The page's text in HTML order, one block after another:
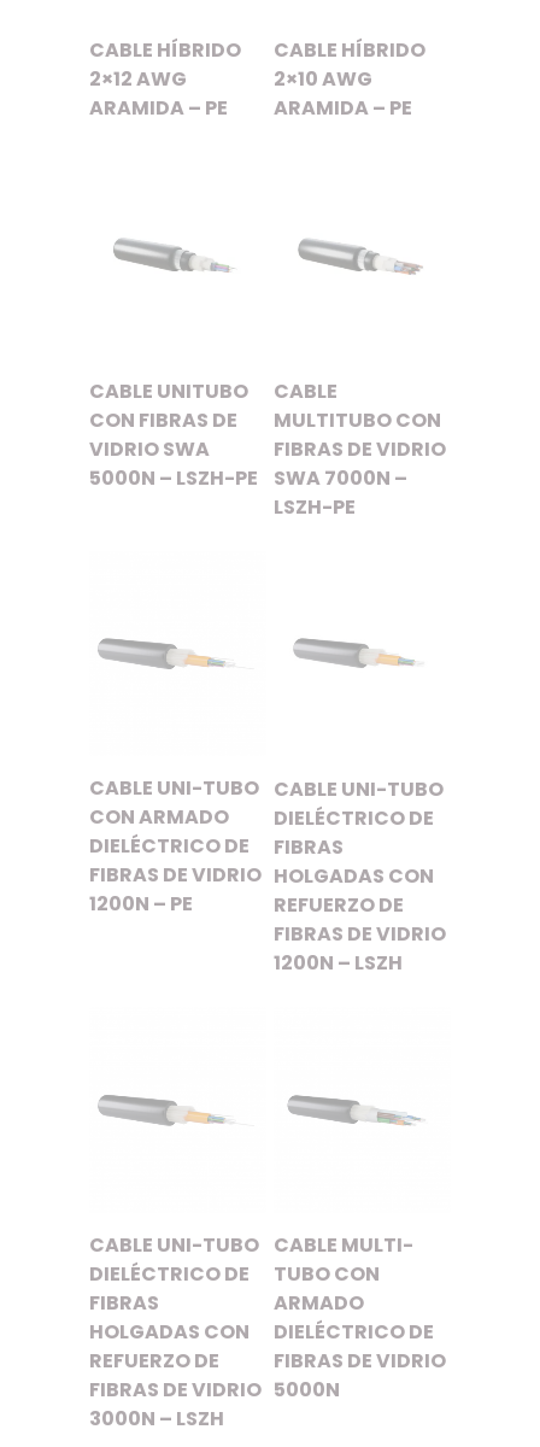
CABLE HÍBRIDO
2×12 AWG
ARAMIDA – PE
CABLE HÍBRIDO
2×10 AWG
ARAMIDA – PE
CABLE UNITUBO
CON FIBRAS DE
VIDRIO SWA
5000N – LSZH-PE
CABLE
MULTITUBO CON
FIBRAS DE VIDRIO
SWA 7000N –
LSZH-PE
CABLE UNI-TUBO
CON ARMADO
DIELÉCTRICO DE
FIBRAS DE VIDRIO
1200N – PE
CABLE UNI-TUBO
DIELÉCTRICO DE
FIBRAS
HOLGADAS CON
REFUERZO DE
FIBRAS DE VIDRIO
1200N – LSZH
CABLE UNI-TUBO
DIELÉCTRICO DE
FIBRAS
HOLGADAS CON
REFUERZO DE
FIBRAS DE VIDRIO
3000N – LSZH
CABLE MULTI-
TUBO CON
ARMADO
DIELÉCTRICO DE
FIBRAS DE VIDRIO
5000N